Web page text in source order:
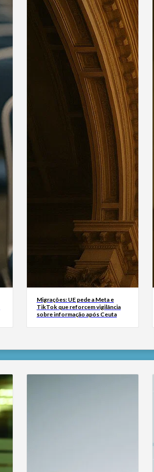
Migrações: UE pede a Meta e
TikTok que reforcem vigilância
sobre informação após Ceuta